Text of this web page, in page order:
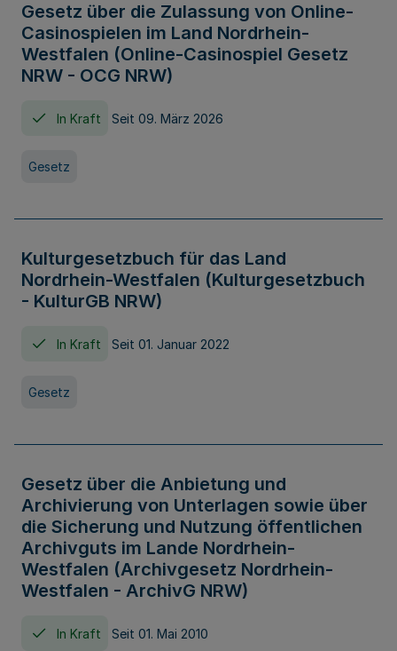
Gesetz über die Zulassung von Online-
Casinospielen im Land Nordrhein-
Westfalen (Online-Casinospiel Gesetz
NRW - OCG NRW)
In Kraft Seit 09. März 2026
Gesetz
Kulturgesetzbuch für das Land
Nordrhein-Westfalen (Kulturgesetzbuch
- KulturGB NRW)
In Kraft Seit 01. Januar 2022
Gesetz
Gesetz über die Anbietung und
Archivierung von Unterlagen sowie über
die Sicherung und Nutzung öffentlichen
Archivguts im Lande Nordrhein-
Westfalen (Archivgesetz Nordrhein-
Westfalen - ArchivG NRW)
In Kraft Seit 01. Mai 2010